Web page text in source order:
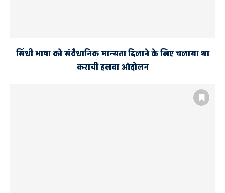
सिंधी भाषा को संवैधानिक मान्यता दिलाने के लिए चलाया था
कराची हलवा आंदोलन